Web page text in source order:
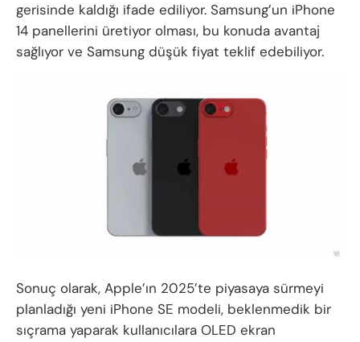
gerisinde kaldığı ifade ediliyor. Samsung’un iPhone
14 panellerini üretiyor olması, bu konuda avantaj
sağlıyor ve Samsung düşük fiyat teklif edebiliyor.
Sonuç olarak, Apple’ın 2025’te piyasaya sürmeyi
planladığı yeni iPhone SE modeli, beklenmedik bir
sıçrama yaparak kullanıcılara OLED ekran